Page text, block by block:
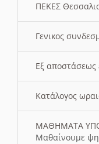
ΠΕΚΕΣ
Γενικος
Εξ αποστάσεως
Κατάλογος
ΜΑΘΗΜΑΤΑ
Μαθαίνουμε